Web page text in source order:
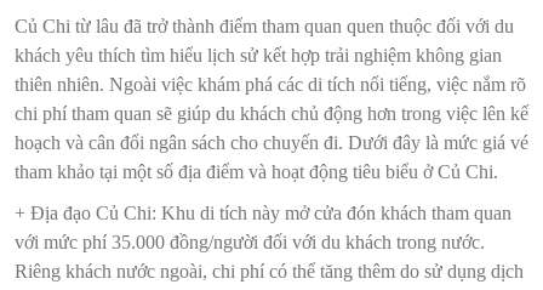
Củ Chi từ lâu đã trở thành điểm tham quan quen thuộc đối với du
khách yêu thích tìm hiểu lịch sử kết hợp trải nghiệm không gian
thiên nhiên. Ngoài việc khám phá các di tích nổi tiếng, việc nắm rõ
chi phí tham quan sẽ giúp du khách chủ động hơn trong việc lên kế
hoạch và cân đối ngân sách cho chuyến đi. Dưới đây là mức giá vé
tham khảo tại một số địa điểm và hoạt động tiêu biểu ở Củ Chi.
+ Địa đạo Củ Chi: Khu di tích này mở cửa đón khách tham quan
với mức phí 35.000 đồng/người đối với du khách trong nước.
Riêng khách nước ngoài, chi phí có thể tăng thêm do sử dụng dịch